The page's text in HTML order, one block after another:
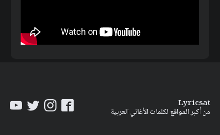
Lyricsat
من أكبر المواقع لكلمات الأغاني العربية